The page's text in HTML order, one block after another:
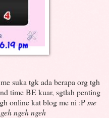
suka tgk ada berapa org tgh
time BE kuar, sgtlah penting
online kat blog me ni :Pme
ngeh ngeh